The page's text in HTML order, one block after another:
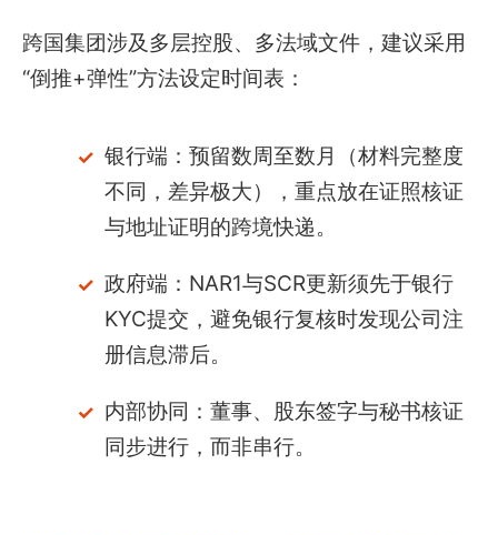
跨国集团涉及多层控股、多法域文件，建议采用
“倒推+弹性”方法设定时间表：
银行端：预留数周至数月（材料完整度
不同，差异极大），重点放在证照核证
与地址证明的跨境快递。
政府端：NAR1与SCR更新须先于银行
KYC提交，避免银行复核时发现公司注
册信息滞后。
内部协同：董事、股东签字与秘书核证
同步进行，而非串行。